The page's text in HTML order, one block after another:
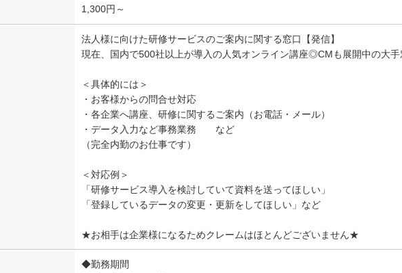
1,300円～
法人様に向けた研修サービスのご案内に関する窓口【発信】
現在、国内で500社以上が導入の人気オンライン講座◎CMも展開中の大手
＜具体的には＞
・お客様からの問合せ対応
・各企業へ講座、研修に関するご案内（お電話・メール）
・データ入力など事務業務 など
（完全内勤のお仕事です）
＜対応例＞
「研修サービス導入を検討していて資料を送ってほしい」
「登録しているデータの変更・更新をしてほしい」など
★お相手は企業様になるためクレームはほとんどございません★
◆勤務期間